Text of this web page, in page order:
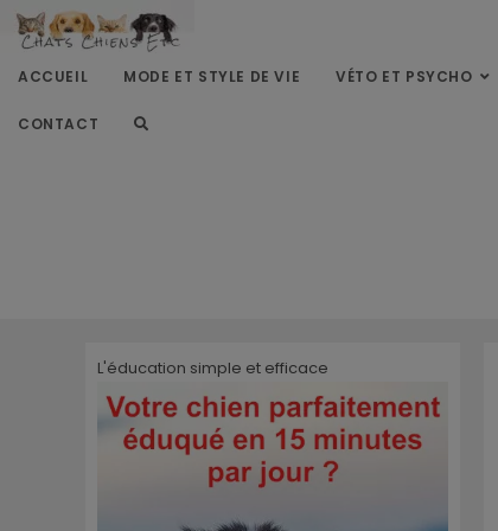
ACCUEIL MODE ET STYLE DE VIE VÉTO ET PSYCHO
CONTACT
L'éducation simple et efficace